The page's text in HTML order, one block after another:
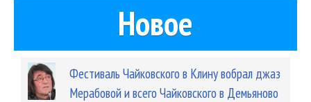
Новое
Фестиваль Чайковского в Клину вобрал джаз
Мерабовой и всего Чайковского в Демьяново